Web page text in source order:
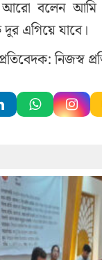
আরো বলেন
এগিয়ে যাবে।
নিজস্ব